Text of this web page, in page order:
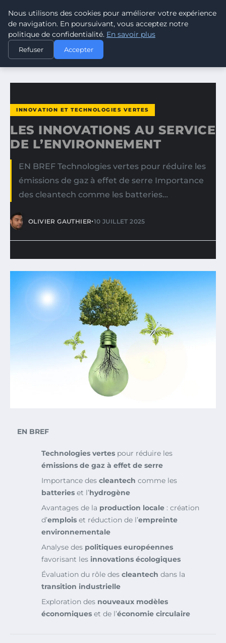
CLIMATE GUARDIAN
ACCUEIL
INNOVATION ET TECHNOLOGIES VERTES
LES INNOVATIONS AU SERVICE DE L’ENVIRONNEMENT
INNOVATION ET TECHNOLOGIES VERTES
LES INNOVATIONS AU SERVICE
DE L’ENVIRONNEMENT
EN BREF Technologies vertes pour réduire les
émissions de gaz à effet de serre Importance
des cleantech comme les batteries…
OLIVIER GAUTHIER•10 JUILLET 2025
EN BREF
Technologies vertes pour réduire les
émissions de gaz à effet de serre
Importance des cleantech comme les
batteries et l’hydrogène
Avantages de la production locale : création
d’emplois et réduction de l’empreinte
environnementale
Analyse des politiques européennes
favorisant les innovations écologiques
Évaluation du rôle des cleantech dans la
transition industrielle
Exploration des nouveaux modèles
économiques et de l’économie circulaire
Nous utilisons des cookies pour améliorer votre expérience
de navigation. En poursuivant, vous acceptez notre
politique de confidentialité. En savoir plus
Refuser Accepter